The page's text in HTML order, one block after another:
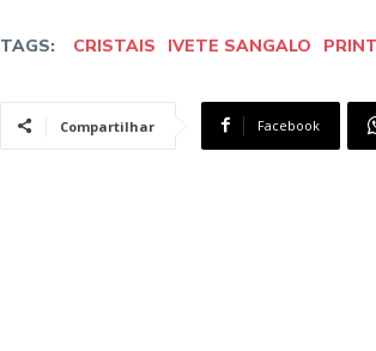
TAGS: CRISTAIS IVETE SANGALO
Compartilhar Facebook